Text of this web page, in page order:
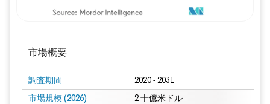
市場概要
調査期間 2020 - 2031
市場規模 (2026) 2 十億米ドル